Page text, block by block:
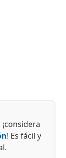
! Es fácil y